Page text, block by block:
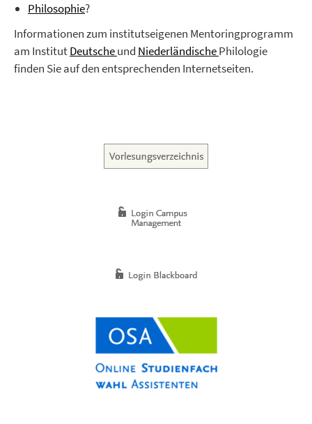
Philosophie?
Informationen zum institutseigenen Mentoringprogramm
am InstitutDeutscheund NiederländischePhilologie
finden Sie auf den entsprechenden Internetseiten.